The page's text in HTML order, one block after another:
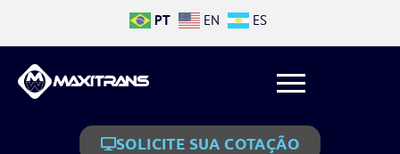
PT EN ES
SOLICITE SUA COTAÇÃO